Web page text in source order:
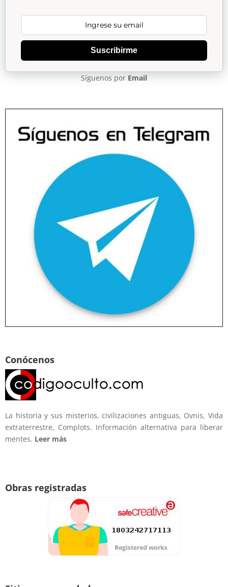
Suscribirme
Síguenos por Email
Conócenos
La historia y sus misterios, civilizaciones antiguas, Ovnis, Vida
extraterrestre, Complots. Información alternativa para liberar
mentes. Leer más
Obras registradas